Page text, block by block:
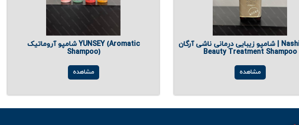
شامپو آروماتیک YUNSEY (Aromatic
Shampoo)
مشاهده
شامپو زیبایی درمانی ناشی آرگان | Nashi Argan
Beauty Treatment Shampoo
مشاهده